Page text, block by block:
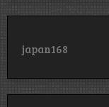
japan168